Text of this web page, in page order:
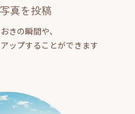
真を投稿
きの瞬間や、
ップすることができます